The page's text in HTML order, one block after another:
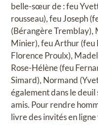
belle-sœur de : feu
rousseau), feu Joseph
(Bérangère
Minier), feu Arthur (feu
Florence Proulx),
Rose-Hélène (feu
Simard), Normand
également dans le
amis. Pour rendre
livre des invités en